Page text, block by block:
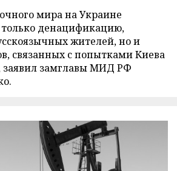
мира на Украине
только денацификацию,
жителей, но и
связанных с попытками Киева
заявил замглавы МИД РФ